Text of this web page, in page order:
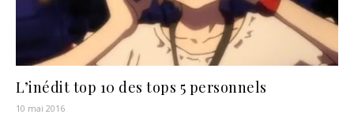
L’inédit top 10 des tops 5 personnels
10 mai 2016